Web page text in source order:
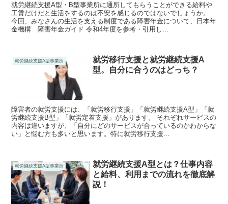
就労継続支援A型・B型事業所に通所してもらうことができる給料や
工賃だけだと生活をするのは不安を感じるのではないでしょうか。
今回、みなさんの生活を支える制度である障害年金について、日本年
金機構 障害年金ガイド 令和4年度を参考・引用し...
就労継続支援A型事業所
就労移行支援と就労継続支援A
型。自分に合うのはどっち？
障害者の就労支援には、「就労移行支援」「就労継続支援A型」「就
労継続支援B型」「就労定着支援」があります。 それぞれサービスの
内容は違いますが、「自分にどのサービスが合っているのかわからな
い」と悩む方も多いと思います。特に就労移行支援...
就労継続支援A型事業所
就労継続支援A型とは？仕事内容
と給料、利用までの流れを徹底解
説！